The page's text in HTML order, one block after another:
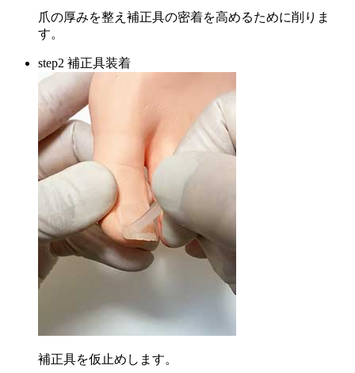
爪の厚みを整え補正具の密着を高めるために削りま
す。
step2 補正具装着
補正具を仮止めします。